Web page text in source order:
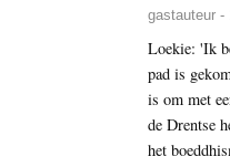
gastauteur -
Loekie: 'Ik
pad is
is om met
de Drentse
het